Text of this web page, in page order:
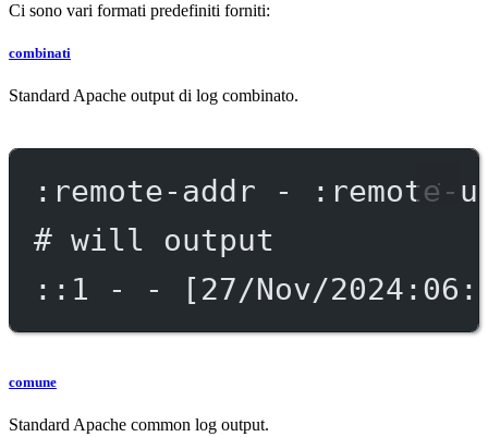
Ci sono vari formati predefiniti forniti:
combinati
Standard Apache output di log combinato.
:remote-addr -
# will output
::1 - - [27/Nov/
comune
Standard Apache common log output.